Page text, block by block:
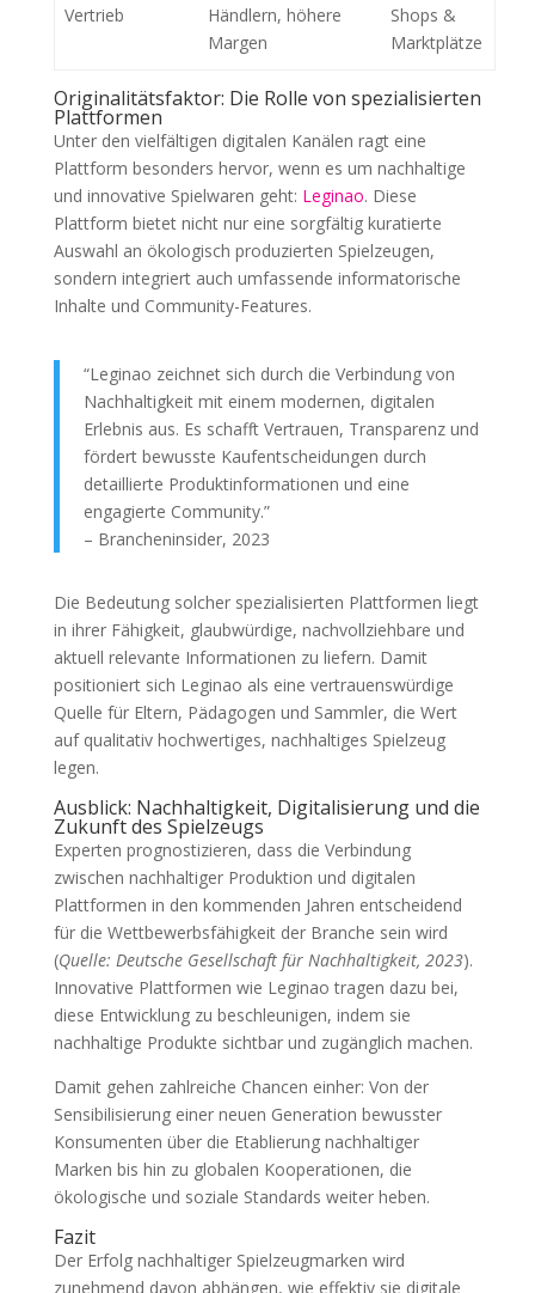
Vertrieb
Händlern, höhere
Margen
Shops &
Marktplätze
Originalitätsfaktor: Die Rolle von spezialisierten
Plattformen
Unter den vielfältigen digitalen Kanälen ragt eine
Plattform besonders hervor, wenn es um nachhaltige
und innovative Spielwaren geht: Leginao. Diese
Plattform bietet nicht nur eine sorgfältig kuratierte
Auswahl an ökologisch produzierten Spielzeugen,
sondern integriert auch umfassende informatorische
Inhalte und Community-Features.
“Leginao zeichnet sich durch die Verbindung von
Nachhaltigkeit mit einem modernen, digitalen
Erlebnis aus. Es schafft Vertrauen, Transparenz und
fördert bewusste Kaufentscheidungen durch
detaillierte Produktinformationen und eine
engagierte Community.”
– Brancheninsider, 2023
Die Bedeutung solcher spezialisierten Plattformen liegt
in ihrer Fähigkeit, glaubwürdige, nachvollziehbare und
aktuell relevante Informationen zu liefern. Damit
positioniert sich Leginao als eine vertrauenswürdige
Quelle für Eltern, Pädagogen und Sammler, die Wert
auf qualitativ hochwertiges, nachhaltiges Spielzeug
legen.
Ausblick: Nachhaltigkeit, Digitalisierung und die
Zukunft des Spielzeugs
Experten prognostizieren, dass die Verbindung
zwischen nachhaltiger Produktion und digitalen
Plattformen in den kommenden Jahren entscheidend
für die Wettbewerbsfähigkeit der Branche sein wird
(Quelle: Deutsche Gesellschaft für Nachhaltigkeit, 2023).
Innovative Plattformen wie Leginao tragen dazu bei,
diese Entwicklung zu beschleunigen, indem sie
nachhaltige Produkte sichtbar und zugänglich machen.
Damit gehen zahlreiche Chancen einher: Von der
Sensibilisierung einer neuen Generation bewusster
Konsumenten über die Etablierung nachhaltiger
Marken bis hin zu globalen Kooperationen, die
ökologische und soziale Standards weiter heben.
Fazit
Der Erfolg nachhaltiger Spielzeugmarken wird
zunehmend davon abhängen, wie effektiv sie digitale